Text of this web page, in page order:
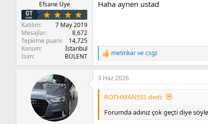
Efsane Üye
Katılım
7 May 2019
Mesajlar
8,672
Tepkime puanı
14,725
Konum
İstanbul
İsim
BÜLENT
Haha aynen ustad
T
e
p
k
i
:
metinkarvecsgz
3 Haz 2026
ROTHMANSSS dedi:
Forumda adınız çok geçti diye